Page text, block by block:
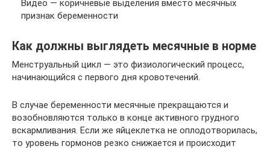
Видео — коричневые выделения вместо месячных
признак беременности
Как должны выглядеть месячные в норме
Менструальный цикл — это физиологический процесс,
начинающийся с первого дня кровотечений.
В случае беременности месячные прекращаются и
возобновляются только в конце активного грудного
вскармливания. Если же яйцеклетка не оплодотворилась,
то уровень гормонов резко снижается и происходит